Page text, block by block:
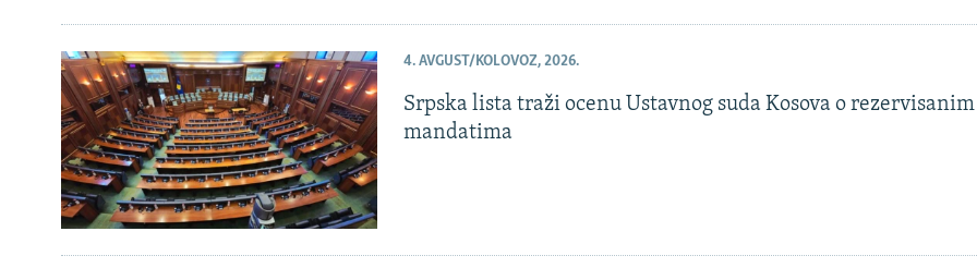
4. AVGUST/KOLOVOZ, 2026.
Srpska lista traži ocenu Ustavnog suda Kosova o rezervisanim
mandatima